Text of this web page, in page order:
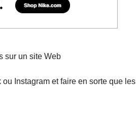
sur un site Web
Instagram et faire en sorte que les